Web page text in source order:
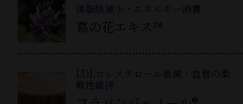
体脂肪減少・エネルギー消費
葛 の花エキス™
LDLコレステロール低減・血管の柔
軟性維持